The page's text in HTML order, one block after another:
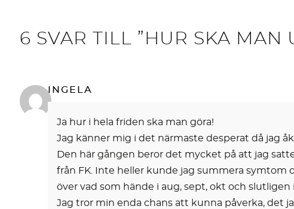
6 SVAR TILL ”HUR SKA MAN
INGELA
Ja hur i hela friden ska man göra!
Jag känner mig i det närmaste desperat då jag
Den här gången beror det mycket på att jag
från FK. Inte heller kunde jag summera symtom
över vad som hände i aug, sept, okt och slutligen
Jag tror min enda chans att kunna påverka, det